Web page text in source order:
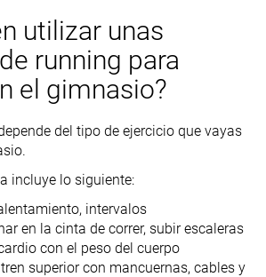
utilizar unas
running para
el gimnasio?
del tipo de ejercicio que vayas
incluye lo siguiente:
intervalos
en la cinta de correr, subir escaleras
con el peso del cuerpo
superior con mancuernas, cables y